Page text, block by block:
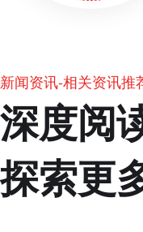
新闻资讯-相关资讯推
深度阅
探索更